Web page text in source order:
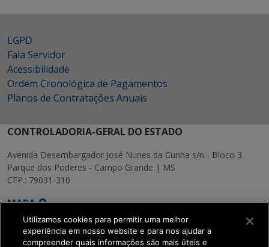
LGPD
Fala Servidor
Acessibilidade
Ordem Cronológica de Pagamentos
Planos de Contratações Anuais
CONTROLADORIA-GERAL DO ESTADO
Avenida Desembargador José Nunes da Cunha s/n - Bloco 3
Parque dos Poderes - Campo Grande | MS
CEP.: 79031-310
MAPA
Utilizamos cookies para permitir uma melhor
experiência em nosso website e para nos ajudar a
compreender quais informações são mais úteis e